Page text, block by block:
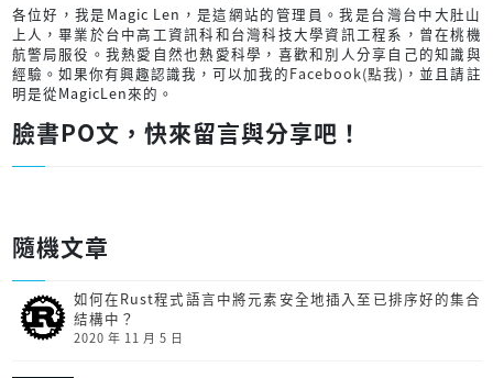
各位好，我是Magic Len，是這網站的管理員。我是台灣台中大肚山
上人，畢業於台中高工資訊科和台灣科技大學資訊工程系，曾在桃機
航警局服役。我熱愛自然也熱愛科學，喜歡和別人分享自己的知識與
經驗。如果你有興趣認識我，可以加我的Facebook(點我) ，並且請註
明是從MagicLen來的。
臉書PO文，快來留言與分享吧！
隨機文章
如何在Rust程式語言中將元素安全地插入至已排序好的集合
結構中？
2020 年 11 月 5 日